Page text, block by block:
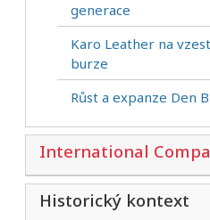
generace
Karo Leather na
burze
Růst a expanze Den
International
Historický kontext